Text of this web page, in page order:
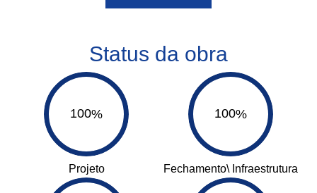
Status da obra
100%
Projeto
100%
Fechamento\ Infraestrutura